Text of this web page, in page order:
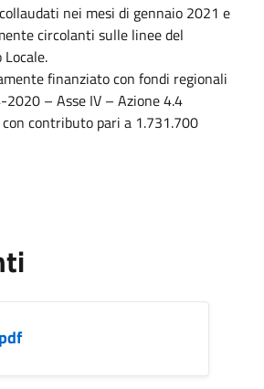
nei mesi di gennaio 2021 e
circolanti sulle linee del
finanziato con fondi regionali
2020 – Asse IV – Azione 4.4
con contributo pari a 1.731.700